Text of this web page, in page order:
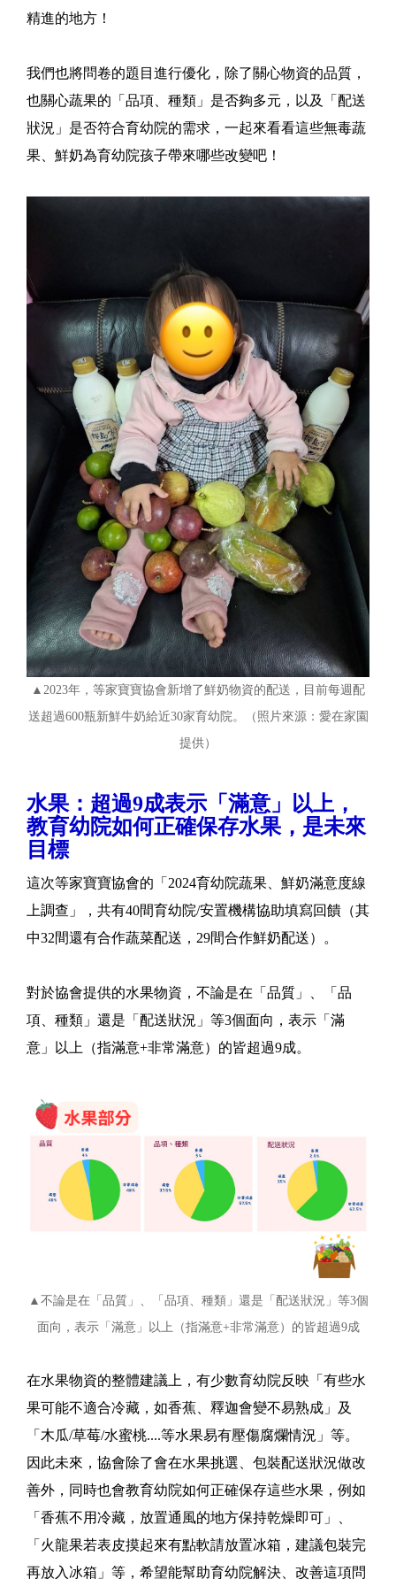
精進的地方！
我們也將問卷的題目進行優化，除了關心物資的品質，
也關心蔬果的「品項、種類」是否夠多元，以及「配送
狀況」是否符合育幼院的需求，一起來看看這些無毒蔬
果、鮮奶為育幼院孩子帶來哪些改變吧！
▲2023年，等家寶寶協會新增了鮮奶物資的配送，目前每週配
送超過600瓶新鮮牛奶給近30家育幼院。（照片來源：愛在家園
提供）
水果：超過9成表示「滿意」以上，
教育幼院如何正確保存水果，是未來
目標
這次等家寶寶協會的「2024育幼院蔬果、鮮奶滿意度線
上調查」，共有40間育幼院/安置機構協助填寫回饋（其
中32間還有合作蔬菜配送，29間合作鮮奶配送）。
對於協會提供的水果物資，不論是在「品質」、「品
項、種類」還是「配送狀況」等3個面向，表示「滿
意」以上（指滿意+非常滿意）的皆超過9成。
▲不論是在「品質」、「品項、種類」還是「配送狀況」等3個
面向，表示「滿意」以上（指滿意+非常滿意）的皆超過9成
在水果物資的整體建議上，有少數育幼院反映「有些水
果可能不適合冷藏，如香蕉、釋迦會變不易熟成」及
「木瓜/草莓/水蜜桃....等水果易有壓傷腐爛情況」等。
因此未來，協會除了會在水果挑選、包裝配送狀況做改
善外，同時也會教育幼院如何正確保存這些水果，例如
「香蕉不用冷藏，放置通風的地方保持乾燥即可」、
「火龍果若表皮摸起來有點軟請放置冰箱，建議包裝完
再放入冰箱」等，希望能幫助育幼院解決、改善這項問